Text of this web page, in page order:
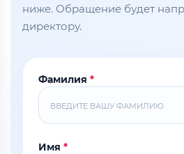
ниже. Обращение будет
директору.
Фамилия *
Имя *